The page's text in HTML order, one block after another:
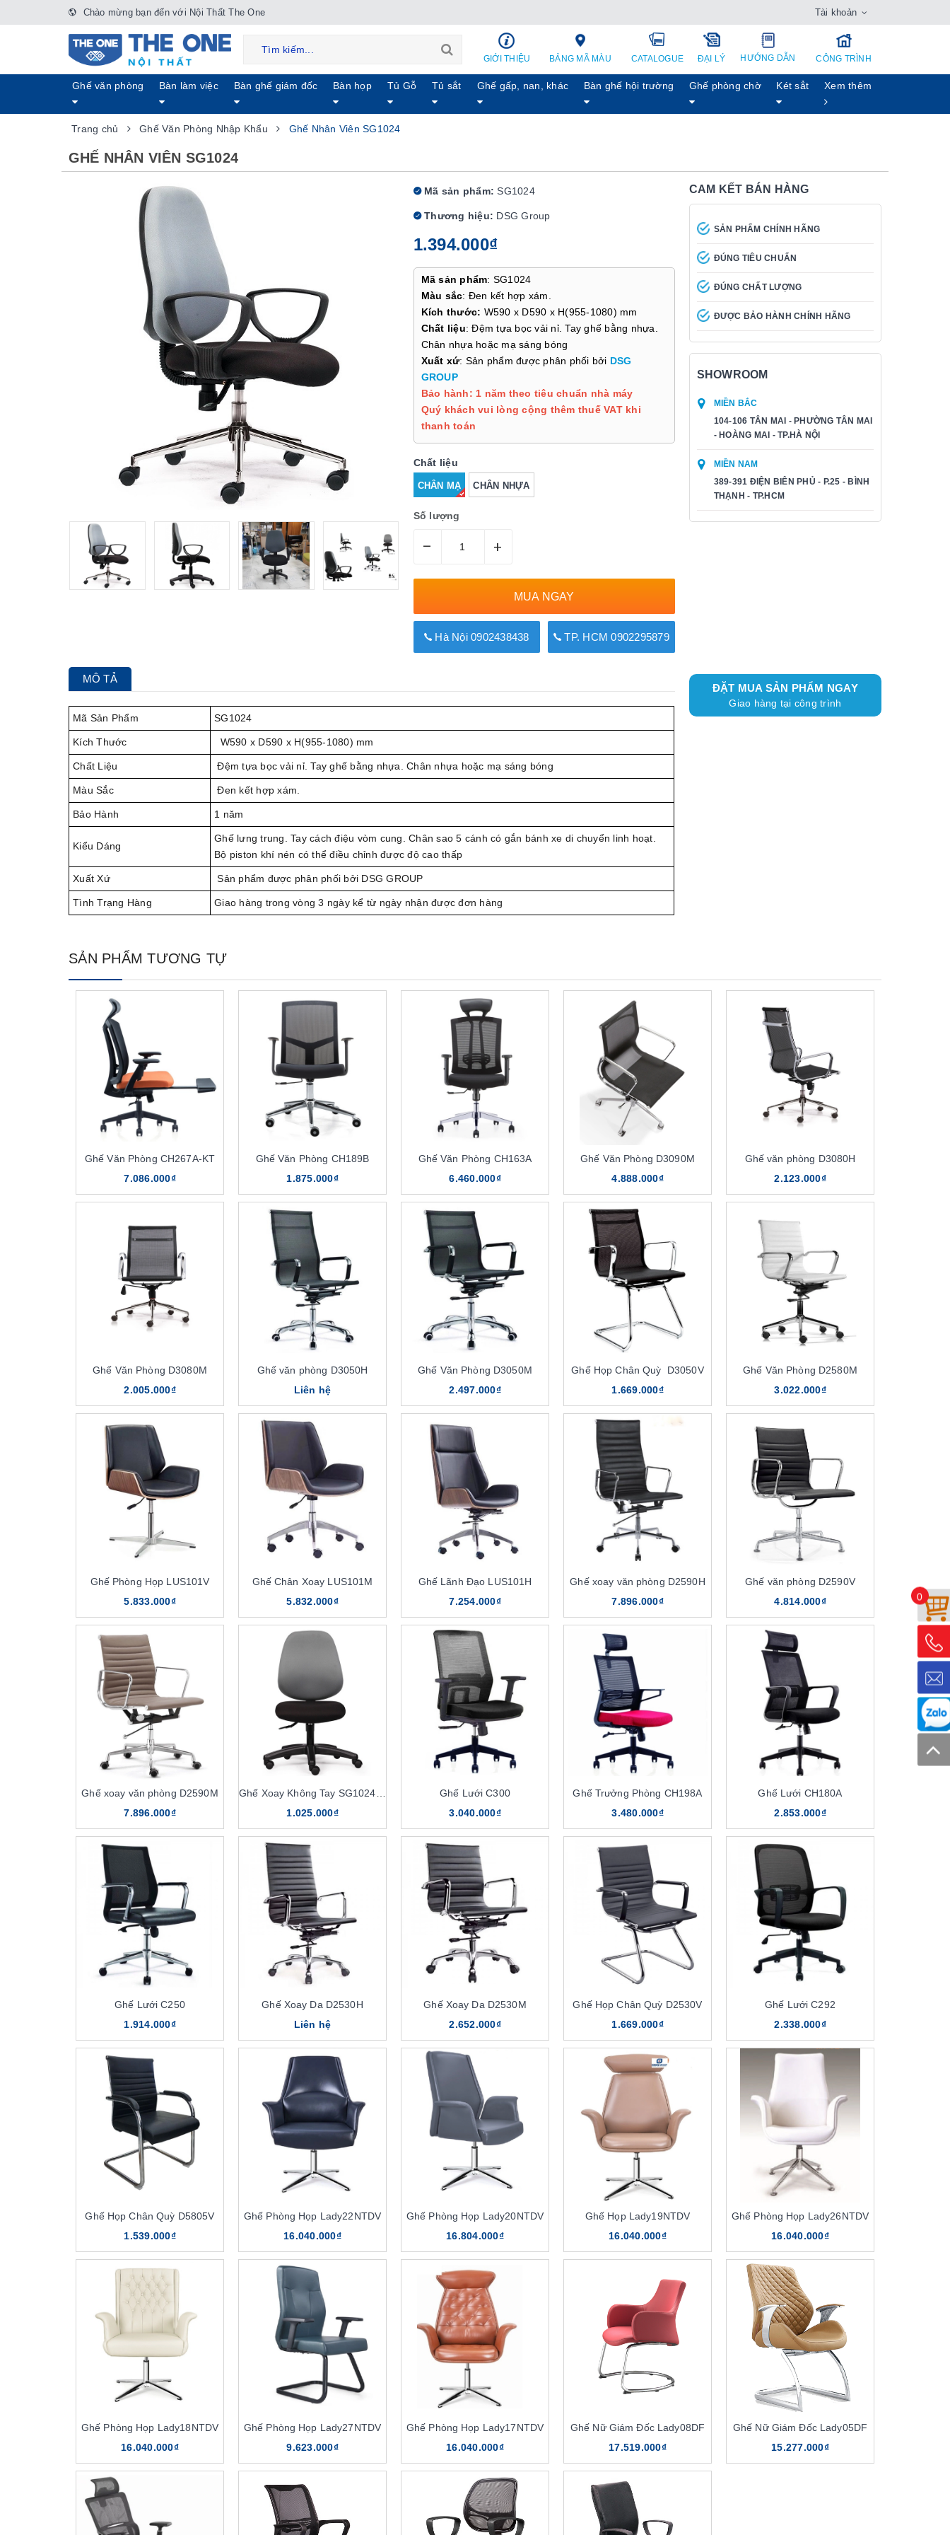
Chào mừng bạn đến với Nội Thất The One Tài khoản
GIỚI THIỆU BẢNG MÃ MÀU CATALOGUE ĐẠI LÝ HƯỚNG DẪN CÔNG TRÌNH
Ghế văn phòng Bàn làm việc Bàn ghế giám đốc Bàn họp Tủ Gỗ Tủ sắt Ghế gấp, nan, khác Bàn ghế hội trường Ghế phòng chờ Két sẳt Xem thêm
Trang chủ Ghế Văn Phòng Nhập Khẩu Ghế Nhân Viên SG1024
GHẾ NHÂN VIÊN SG1024
Mã sản phẩm: SG1024
Thương hiệu: DSG Group
1.394.000₫
Mã sản phẩm: SG1024
Màu sắc: Đen kết hợp xám.
Kích thước: W590 x D590 x H(955-1080) mm
Chất liệu: Đệm tựa bọc vải nỉ. Tay ghế bằng nhựa.
Chân nhựa hoặc mạ sáng bóng
Xuất xứ: Sản phẩm được phân phối bởi DSG
GROUP
Bảo hành: 1 năm theo tiêu chuẩn nhà máy
Quý khách vui lòng cộng thêm thuế VAT khi
thanh toán
Chất liệu
CHÂN MẠ CHÂN NHỰA
Số lượng
– +
MUA NGAY
Hà Nội 0902438438 TP. HCM 0902295879
CAM KẾT BÁN HÀNG
SẢN PHẨM CHÍNH HÃNG
ĐÚNG TIÊU CHUẨN
ĐÚNG CHẤT LƯỢNG
ĐƯỢC BẢO HÀNH CHÍNH HÃNG
SHOWROOM
MIỀN BẮC
104-106 TÂN MAI - PHƯỜNG TÂN MAI
- HOÀNG MAI - TP.HÀ NỘI
MIỀN NAM
389-391 ĐIỆN BIÊN PHỦ - P.25 - BÌNH
THẠNH - TP.HCM
MÔ TẢ
Mã Sản Phẩm SG1024
Kích Thước W590 x D590 x H(955-1080) mm
Chất Liệu Đệm tựa bọc vải nỉ. Tay ghế bằng nhựa. Chân nhựa hoặc mạ sáng bóng
Màu Sắc Đen kết hợp xám.
Bảo Hành 1 năm
Kiểu Dáng
Ghế lưng trung. Tay cách điệu vòm cung. Chân sao 5 cánh có gắn bánh xe di chuyển linh hoạt.
Bộ piston khí nén có thể điều chỉnh được độ cao thấp
Xuất Xứ Sản phẩm được phân phối bởi DSG GROUP
Tình Trạng Hàng Giao hàng trong vòng 3 ngày kể từ ngày nhận được đơn hàng
ĐẶT MUA SẢN PHẨM NGAY
Giao hàng tại công trình
SẢN PHẨM TƯƠNG TỰ
Ghế Văn Phòng CH267A-KT
7.086.000₫
Ghế Văn Phòng CH189B
1.875.000₫
Ghế Văn Phòng CH163A
6.460.000₫
Ghế Văn Phòng D3090M
4.888.000₫
Ghế văn phòng D3080H
2.123.000₫
Ghế Văn Phòng D3080M
2.005.000₫
Ghế văn phòng D3050H
Liên hệ
Ghế Văn Phòng D3050M
2.497.000₫
Ghế Họp Chân Quỳ D3050V
1.669.000₫
Ghế Văn Phòng D2580M
3.022.000₫
Ghế Phòng Họp LUS101V
5.833.000₫
Ghế Chân Xoay LUS101M
5.832.000₫
Ghế Lãnh Đạo LUS101H
7.254.000₫
Ghế xoay văn phòng D2590H
7.896.000₫
Ghế văn phòng D2590V
4.814.000₫
Ghế xoay văn phòng D2590M
7.896.000₫
1.025.000₫
Ghế Lưới C300
3.040.000₫
Ghế Trưởng Phòng CH198A
3.480.000₫
Ghế Lưới CH180A
2.853.000₫
Ghế Lưới C250
1.914.000₫
Ghế Xoay Da D2530H
Liên hệ
Ghế Xoay Da D2530M
2.652.000₫
Ghế Họp Chân Quỳ D2530V
1.669.000₫
Ghế Lưới C292
2.338.000₫
Ghế Họp Chân Quỳ D5805V
1.539.000₫
Ghế Phòng Họp Lady22NTDV
16.040.000₫
Ghế Phòng Họp Lady20NTDV
16.804.000₫
Ghế Họp Lady19NTDV
16.040.000₫
Ghế Phòng Họp Lady26NTDV
16.040.000₫
Ghế Phòng Họp Lady18NTDV
16.040.000₫
Ghế Phòng Họp Lady27NTDV
9.623.000₫
Ghế Phòng Họp Lady17NTDV
16.040.000₫
Ghế Nữ Giám Đốc Lady08DF
17.519.000₫
Ghế Nữ Giám Đốc Lady05DF
15.277.000₫
0